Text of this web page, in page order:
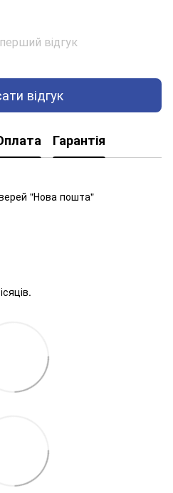
відгук
відгук
Гарантія
"Нова пошта"